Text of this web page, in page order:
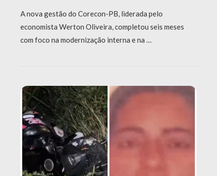
A nova gestão do Corecon-PB, liderada pelo
economista Werton Oliveira, completou seis meses
com foco na modernização interna e na …